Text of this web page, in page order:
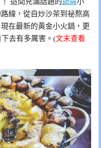
這間充滿話題的鍋醬小
線，從自炒沙茶到祕熬高
在最新的黃金小火鍋，更
去有多厲害。(文末查看